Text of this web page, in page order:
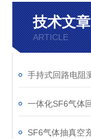
技术文章
ARTICLE